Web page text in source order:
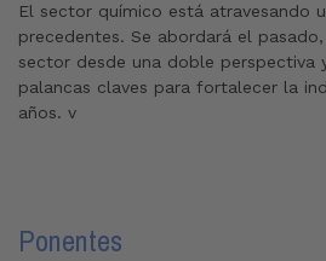
El sector químico está atravesando
precedentes. Se abordará el
sector desde una doble perspectiva
palancas claves para fortalecer la
años. v
Ponentes